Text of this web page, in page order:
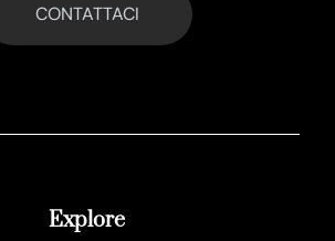
CONTATTACI
Explore